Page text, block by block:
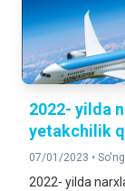
2022- yilda
yetakchilik
07/01/2023 •
2022- yilda